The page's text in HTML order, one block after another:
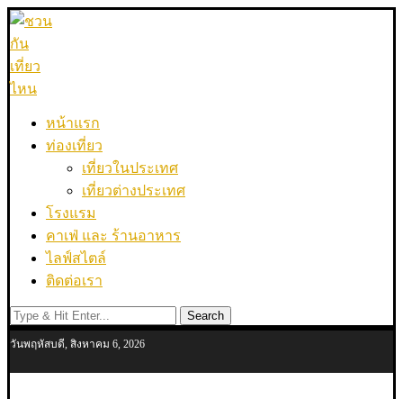
หน้าแรก
ท่องเที่ยว
เที่ยวในประเทศ
เที่ยวต่างประเทศ
โรงแรม
คาเฟ่ และ ร้านอาหาร
ไลฟ์สไตล์
ติดต่อเรา
Search
วันพฤหัสบดี, สิงหาคม 6, 2026